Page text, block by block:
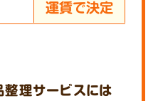
運賃で決定
整理サービスには